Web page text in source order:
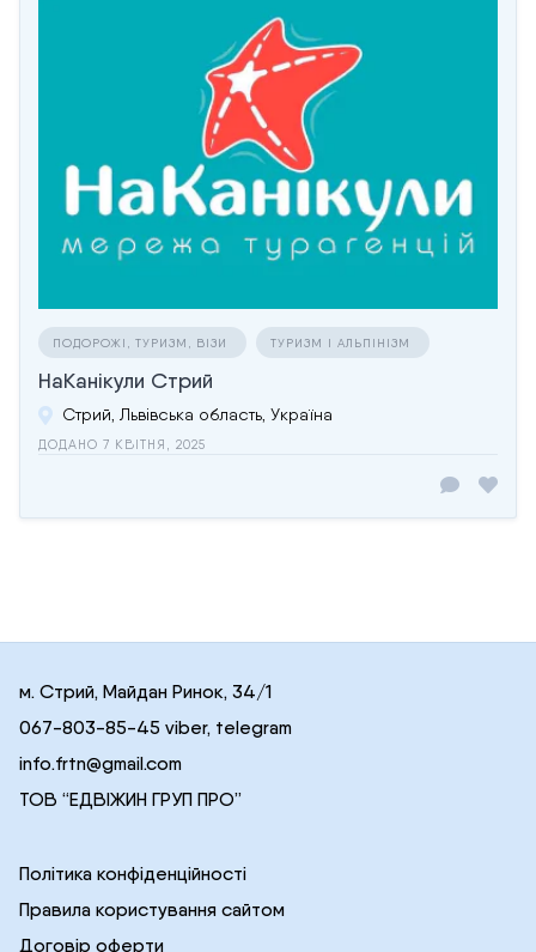
ПОДОРОЖІ, ТУРИЗМ, ВІЗИ ТУРИЗМ І АЛЬПІНІЗМ
НаКанікули Стрий
Стрий, Львівська область, Україна
ДОДАНО 7 КВІТНЯ, 2025
м. Стрий, Майдан Ринок, 34/1
067-803-85-45 viber, telegram
info.frtn@gmail.com
ТОВ “ЕДВІЖИН ГРУП ПРО”
Політика конфіденційності
Правила користування сайтом
Договір оферти